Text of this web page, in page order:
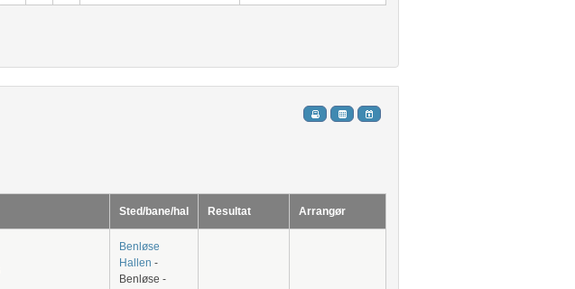
Sted/bane/hal Resultat Arrangør
Benløse
Hallen -
Benløse -